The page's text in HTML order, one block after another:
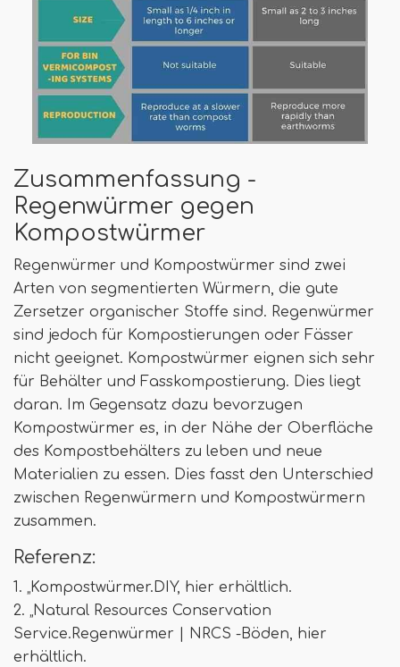
Zusammenfassung -
Regenwürmer gegen
Kompostwürmer
Regenwürmer und Kompostwürmer sind zwei
Arten von segmentierten Würmern, die gute
Zersetzer organischer Stoffe sind. Regenwürmer
sind jedoch für Kompostierungen oder Fässer
nicht geeignet. Kompostwürmer eignen sich sehr
für Behälter und Fasskompostierung. Dies liegt
daran. Im Gegensatz dazu bevorzugen
Kompostwürmer es, in der Nähe der Oberfläche
des Kompostbehälters zu leben und neue
Materialien zu essen. Dies fasst den Unterschied
zwischen Regenwürmern und Kompostwürmern
zusammen.
Referenz:
1. „Kompostwürmer.DIY, hier erhältlich.
2. „Natural Resources Conservation
Service.Regenwürmer | NRCS -Böden, hier
erhältlich.